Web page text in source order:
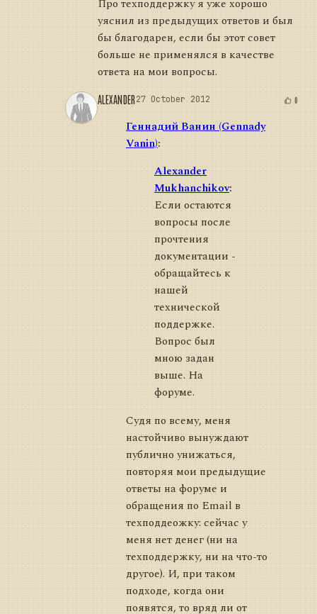
Про техподдержку я уже хорошо
уяснил из предыдущих ответов и был
бы благодарен, если бы этот совет
больше не применялся в качестве
ответа на мои вопросы.
ALEXANDER27 October 2012 0
Геннадий Ванин (Gennady
Vanin):
Alexander
Mukhanchikov:
Если остаются
вопросы после
прочтения
документации -
обращайтесь к
нашей
технической
поддержке.
Вопрос был
мною задан
выше. На
форуме.
Судя по всему, меня
настойчиво вынуждают
публично унижаться,
повторяя мои предыдущие
ответы на форуме и
обращения по Email в
техподдеожку: сейчас у
меня нет денег (ни на
техподдержку, ни на что-то
другое). И, при таком
подходе, когда они
появятся, то вряд ли от